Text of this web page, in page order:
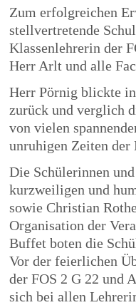
Zum erfolgreichen
stellvertretende
Klassenlehrerin der
Herr Arlt und alle
Herr Pörnig blickte in
zurück und verglich
von vielen
unruhigen Zeiten
Die Schülerinnen
kurzweiligen und
sowie Christian
Organisation der
Buffet boten die
Vor der feierlichen
der FOS 2 G 22 und
sich bei allen